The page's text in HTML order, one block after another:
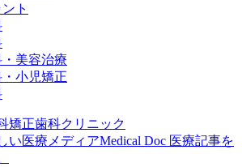
ト
美容治療
小児矯正